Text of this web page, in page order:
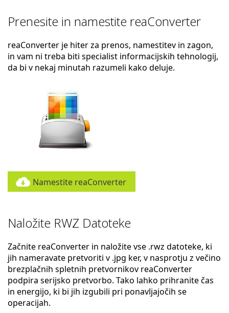
Prenesite in namestite reaConverter
reaConverter je hiter za prenos, namestitev in zagon,
in vam ni treba biti specialist informacijskih tehnologij,
da bi v nekaj minutah razumeli kako deluje.
Namestite reaConverter
Naložite RWZ Datoteke
Začnite reaConverter in naložite vse .rwz datoteke, ki
jih nameravate pretvoriti v .jpg ker, v nasprotju z večino
brezplačnih spletnih pretvornikov reaConverter
podpira serijsko pretvorbo. Tako lahko prihranite čas
in energijo, ki bi jih izgubili pri ponavljajočih se
operacijah.